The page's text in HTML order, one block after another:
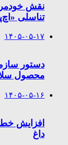
نقش
تناسلی
۱۴۰۵-۰۵-۱۷
محصول
۱۴۰۵-۰۵-۱۶
افزایش
داغ